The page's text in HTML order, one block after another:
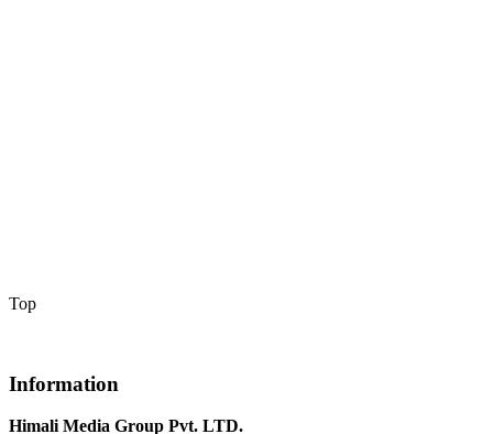
Top
Information
Himali Media Group Pvt. LTD.